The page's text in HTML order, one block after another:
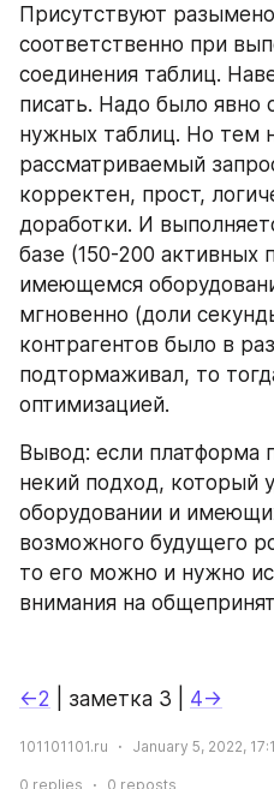
Присутствуют
соответственно при
соединения таблиц.
писать. Надо было явно
нужных таблиц. Но тем
рассматриваемый
корректен, прост,
доработки. И
базе (150-200 активных
имеющемся
мгновенно (доли
контрагентов было в
подтормаживал, то
оптимизацией.
Вывод: если платформа
некий подход, который
оборудовании и
возможного будущего
то его можно и нужно
внимания на
←2 | заметка 3 | 4→
101101101.ru January 5, 2022,
0 replies 0 reposts